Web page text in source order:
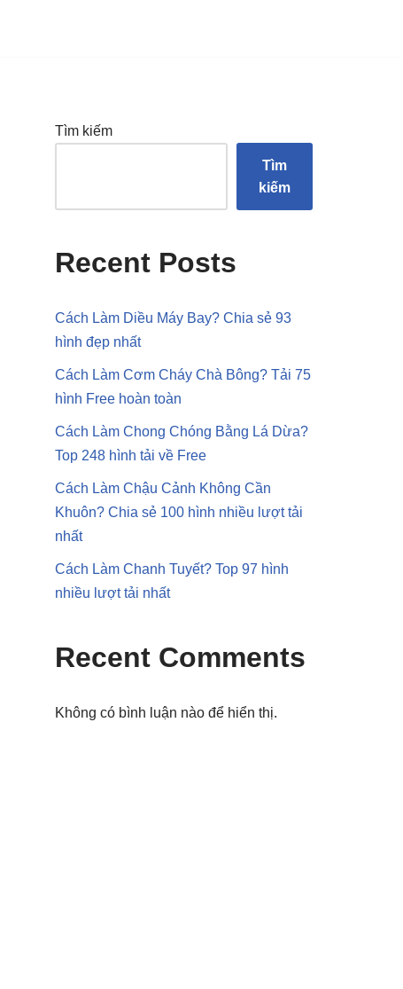
Tìm kiếm
Tìm
kiếm
Recent Posts
Cách Làm Diều Máy Bay? Chia sẻ 93
hình đẹp nhất
Cách Làm Cơm Cháy Chà Bông? Tải 75
hình Free hoàn toàn
Cách Làm Chong Chóng Bằng Lá Dừa?
Top 248 hình tải về Free
Cách Làm Chậu Cảnh Không Cần
Khuôn? Chia sẻ 100 hình nhiều lượt tải
nhất
Cách Làm Chanh Tuyết? Top 97 hình
nhiều lượt tải nhất
Recent Comments
Không có bình luận nào để hiển thị.